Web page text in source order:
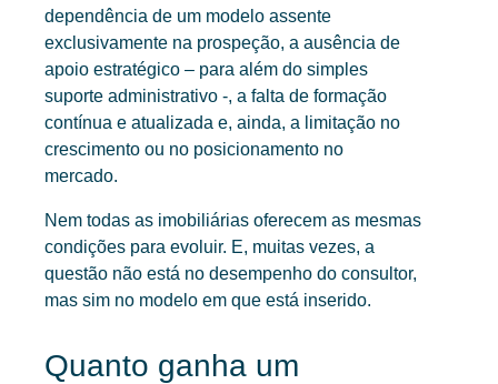
dependência de um modelo assente
exclusivamente na prospeção, a ausência de
apoio estratégico – para além do simples
suporte administrativo -, a falta de formação
contínua e atualizada e, ainda, a limitação no
crescimento ou no posicionamento no
mercado.
Nem todas as imobiliárias oferecem as mesmas
condições para evoluir. E, muitas vezes, a
questão não está no desempenho do consultor,
mas sim no modelo em que está inserido.
Quanto ganha um